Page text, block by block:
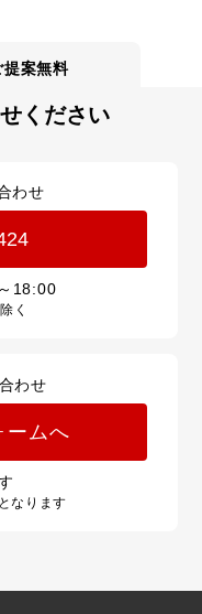
ください
わせ
18:00
く
わせ
ームへ
なります